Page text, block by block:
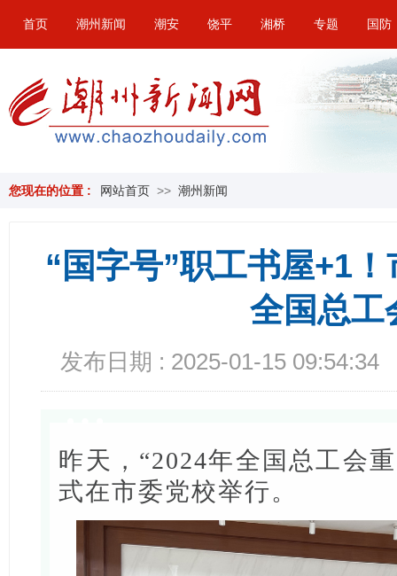
首页 潮州新闻 潮安 饶平 湘桥 专题 国防
您现在的位置 : 网站首页 >> 潮州新闻
“国字号”职工书屋+1
全国总工
发布日期 : 2025-01-15 09:54:34
昨天，“2024年全国总工会
式在市委党校举行。